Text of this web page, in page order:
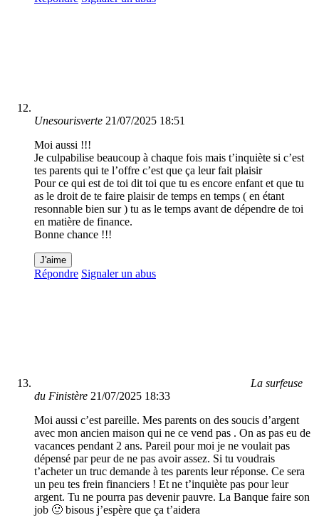
Unesourisverte 21/07/2025 18:51
Moi aussi !!!
Je culpabilise beaucoup à chaque fois mais t’inquiète si c’est
tes parents qui te l’offre c’est que ça leur fait plaisir
Pour ce qui est de toi dit toi que tu es encore enfant et que tu
as le droit de te faire plaisir de temps en temps ( en étant
resonnable bien sur ) tu as le temps avant de dépendre de toi
en matière de finance.
Bonne chance !!!
J'aime
Répondre Signaler un abus
La surfeuse
du Finistère 21/07/2025 18:33
Moi aussi c’est pareille. Mes parents on des soucis d’argent
avec mon ancien maison qui ne ce vend pas . On as pas eu de
vacances pendant 2 ans. Pareil pour moi je ne voulait pas
dépensé par peur de ne pas avoir assez. Si tu voudrais
t’acheter un truc demande à tes parents leur réponse. Ce sera
un peu tes frein financiers ! Et ne t’inquiète pas pour leur
argent. Tu ne pourra pas devenir pauvre. La Banque faire son
job 🙂 bisous j’espère que ça t’aidera